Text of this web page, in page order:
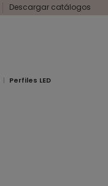
Descargar catálogos
Perfiles LED